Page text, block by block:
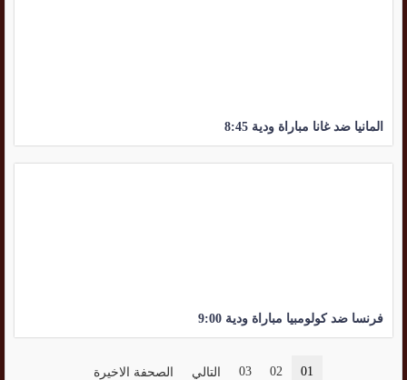
المانيا ضد غانا مباراة ودية 8:45
فرنسا ضد كولومبيا مباراة ودية 9:00
01
02
03 التالي الصحفة الاخيرة